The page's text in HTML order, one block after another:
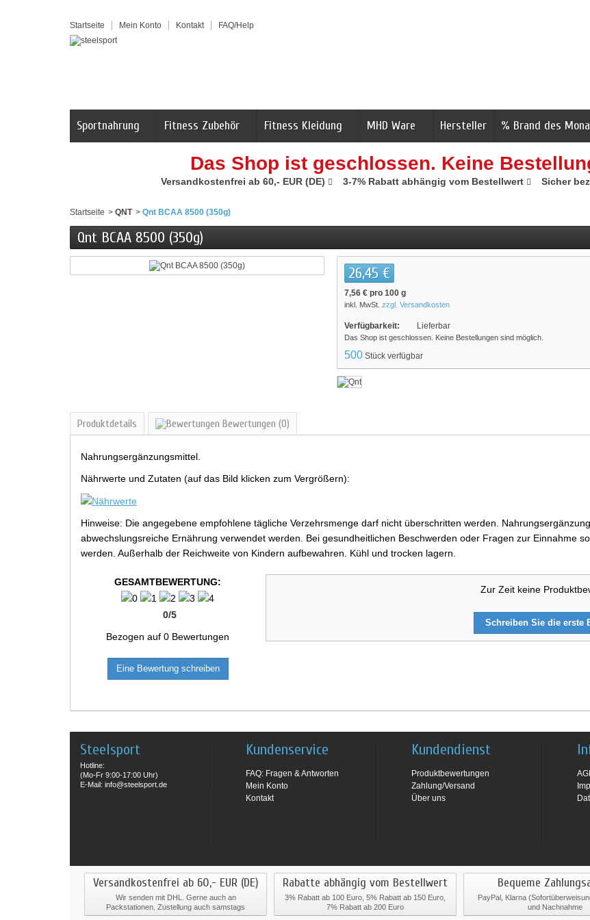
Startseite Mein Konto Kontakt FAQ/Help
Sportnahrung Fitness Zubehör Fitness Kleidung MHD Ware Hersteller % Brand des
Das Shop ist geschlossen. Keine
Versandkostenfrei ab 60,- EUR (DE) 3-7% Rabatt abhängig vom Bestellwert Sicher
Startseite > QNT > Qnt BCAA 8500 (350g)
Qnt BCAA 8500 (350g)
26,45 €
7,56 € pro 100 g
inkl. MwSt. zzgl. Versandkosten
Verfügbarkeit: Lieferbar
Das Shop ist geschlossen. Keine Bestellungen sind möglich.
500 Stück verfügbar
Produktdetails Bewertungen (0)
Nahrungsergänzungsmittel.
Nährwerte und Zutaten (auf das Bild klicken zum Vergrößern):
Hinweise: Die angegebene empfohlene tägliche Verzehrsmenge darf nicht überschritten werden.
abwechslungsreiche Ernährung verwendet werden. Bei gesundheitlichen Beschwerden oder Fragen zur Einnahme
werden. Außerhalb der Reichweite von Kindern aufbewahren. Kühl und trocken lagern.
GESAMTBEWERTUNG:
0/5
Bezogen auf0 Bewertungen
Eine Bewertung schreiben
Zur Zeit keine
Schreiben Sie die erste
Steelsport
Hotline:
(Mo-Fr 9:00-17:00 Uhr)
E-Mail: info@steelsport.de
Kundenservice
FAQ: Fragen & Antworten
Mein Konto
Kontakt
Kundendienst
Produktbewertungen
Zahlung/Versand
Über uns
Versandkostenfrei ab 60,- EUR (DE)
Wir senden mit DHL. Gerne auch an
Packstationen. Zustellung auch samstags
Rabatte abhängig vom Bestellwert
3% Rabatt ab 100 Euro, 5% Rabatt ab 150 Euro,
7% Rabatt ab 200 Euro
Bequeme
PayPal, Klarna
und Nachnahme